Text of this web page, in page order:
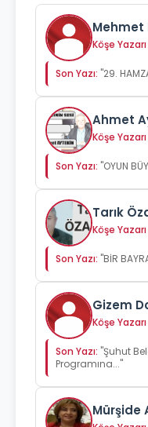
Mehmet
Köşe Yazarı
Son Yazı: "29.
Ahmet
Köşe Yazarı
Son Yazı: "OYUN
Tarık
Köşe Yazarı
Son Yazı: "BİR
Gizem
Köşe Yazarı
Son Yazı: "Şuhut
Programına..."
Mürşide